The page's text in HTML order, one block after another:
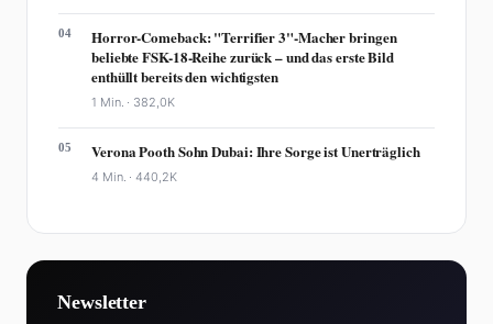
04
Horror-Comeback: "Terrifier 3"-Macher bringen
beliebte FSK-18-Reihe zurück – und das erste Bild
enthüllt bereits den wichtigsten
1 Min. · 382,0K
05 Verona Pooth Sohn Dubai: Ihre Sorge ist Unerträglich
4 Min. ·440,2K
Newsletter